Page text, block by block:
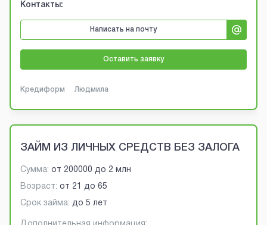
Контакты:
Написать на почту
Оставить заявку
Кредиформ Людмила
ЗАЙМ ИЗ ЛИЧНЫХ СРЕДСТВ БЕЗ ЗАЛОГА
Сумма: от 200000 до 2 млн
Возраст: от 21 до 65
Срок займа: до 5 лет